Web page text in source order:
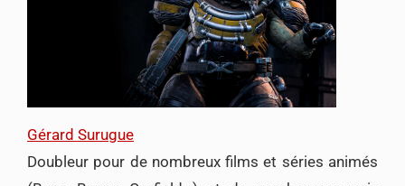
Gérard Surugue
Doubleur pour de nombreux films et séries animés